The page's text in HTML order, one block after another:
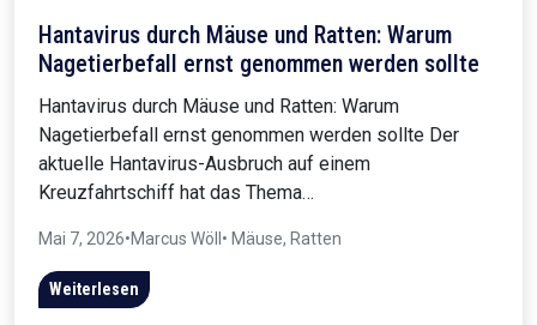
Hantavirus durch Mäuse und Ratten: Warum
Nagetierbefall ernst genommen werden sollte
Hantavirus durch Mäuse und Ratten: Warum
Nagetierbefall ernst genommen werden sollte Der
aktuelle Hantavirus-Ausbruch auf einem
Kreuzfahrtschiff hat das Thema…
Mai 7, 2026•Marcus Wöll • Mäuse, Ratten
Weiterlesen